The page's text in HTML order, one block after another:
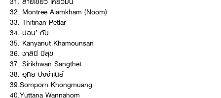
32. Montree Aiamkham (Noom)
33. Thitinan Petlar
34. ม่อน’ คับ
35. Kanyanut Khamounsan
36. ชาลินี มีสุข
37. Sirikhwan Sangthet
38. อุทัย ปัจจ่าเนย์
39.Somporn Khongmuang
40.Yuttana Wannahom